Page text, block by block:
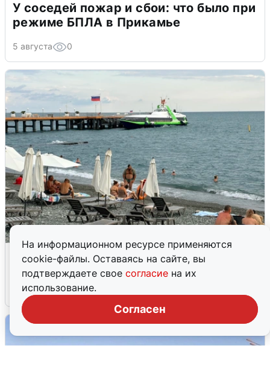
На информационном ресурсе применяются
cookie-файлы. Оставаясь на сайте, вы
подтверждаете свое согласие на их
использование.
Согласен
У соседей пожар и сбои: что было при
режиме БПЛА в Прикамье
5 августа 0
Жители и туристы Сочи рассказали
об атаке БПЛА 5 августа
5 августа 0